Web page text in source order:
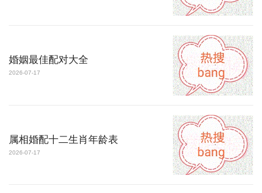
婚姻最佳配对大全
2026-07-17
属相婚配十二生肖年龄表
2026-07-17